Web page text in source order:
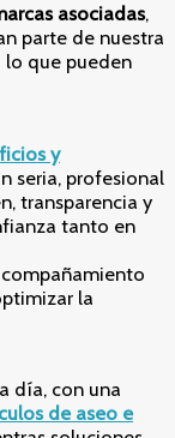
asociadas,
parte de nuestra
lo que pueden
y
seria, profesional
transparencia y
tanto en
la
día, con una
de aseo e